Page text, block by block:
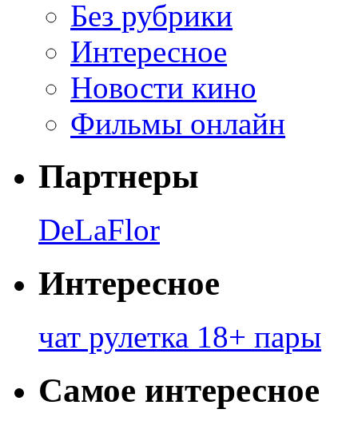
Без рубрики
Интересное
Новости кино
Фильмы онлайн
Партнеры
DeLaFlor
Интересное
чат рулетка 18+ пары
Самое интересное